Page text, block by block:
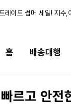
홈 배송대행
르고 안전